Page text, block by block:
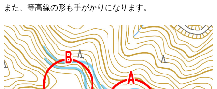
また、等高線の形も手がかりになります。